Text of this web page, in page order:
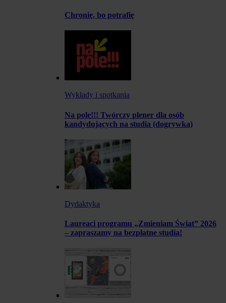
Chronię, bo potrafię
Wykłady i spotkania
Na pole!!! Twórczy plener dla osób
kandydujących na studia (dogrywka)
Dydaktyka
Laureaci programu „Zmieniam Świat” 2026
– zapraszamy na bezpłatne studia!